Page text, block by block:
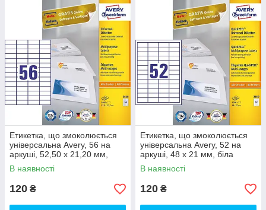
Етикетка, що змоколюється
універсальна Avery, 56 на
аркуші, 52,50 x 21,20 мм,
біла
В наявності
120 ₴
Етикетка, що змоколюється
універсальна Avery, 52 на
аркуші, 48 x 21 мм, біла
В наявності
120 ₴